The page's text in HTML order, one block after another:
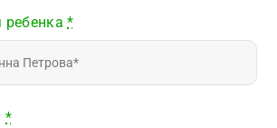
ребенка*
*